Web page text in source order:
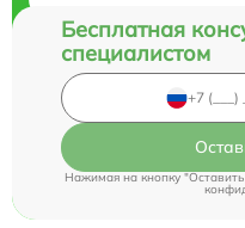
Бесплатная
специалистом
Нажимая на кнопку